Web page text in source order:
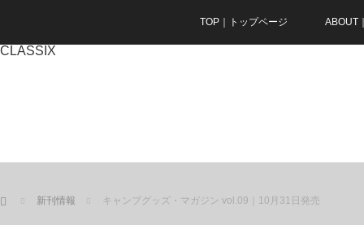
TOP｜トップページ ABOUT
CLASSIX
ホーム 新刊情報 キャンプグッズ・マガジン vol.09｜10月31日発売